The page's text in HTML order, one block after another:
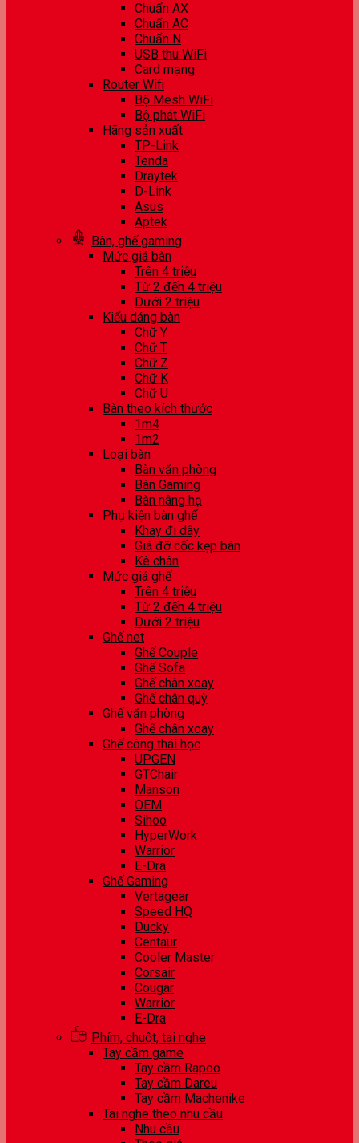
Chuẩn AX
Chuẩn AC
Chuẩn N
USB thu WiFi
Card mạng
Router Wifi
Bộ Mesh WiFi
Bộ phát WiFi
Hãng sản xuất
TP-Link
Tenda
Draytek
D-Link
Asus
Aptek
Bàn, ghế gaming
Mức giá bàn
Trên 4 triệu
Từ 2 đến 4 triệu
Dưới 2 triệu
Kiểu dáng bàn
Chữ Y
Chữ T
Chữ Z
Chữ K
Chữ U
Bàn theo kích thước
1m4
1m2
Loại bàn
Bàn văn phòng
Bàn Gaming
Bàn nâng hạ
Phụ kiện bàn ghế
Khay đi dây
Giá đỡ cốc kẹp bàn
Kê chân
Mức giá ghế
Trên 4 triệu
Từ 2 đến 4 triệu
Dưới 2 triệu
Ghế net
Ghế Couple
Ghế Sofa
Ghế chân xoay
Ghế chân quỳ
Ghế văn phòng
Ghế chân xoay
Ghế công thái học
UPGEN
GTChair
Manson
OEM
Sihoo
HyperWork
Warrior
E-Dra
Ghế Gaming
Vertagear
Speed HQ
Ducky
Centaur
Cooler Master
Corsair
Cougar
Warrior
E-Dra
Phím, chuột, tai nghe
Tay cầm game
Tay cầm Rapoo
Tay cầm Dareu
Tay cầm Machenike
Tai nghe theo nhu cầu
Nhu cầu